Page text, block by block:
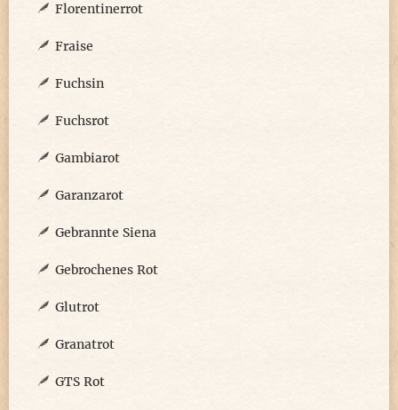
Florentinerrot
Fraise
Fuchsin
Fuchsrot
Gambiarot
Garanzarot
Gebrannte Siena
Gebrochenes Rot
Glutrot
Granatrot
GTS Rot